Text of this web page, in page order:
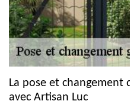
La pose et
avec Artisan Luc